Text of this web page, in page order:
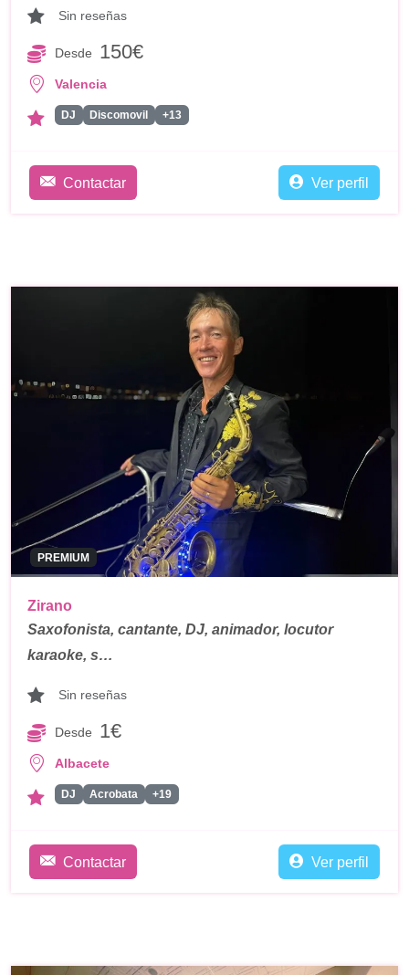
Sin reseñas
Desde 150€
Valencia
DJ Discomovil +13
Contactar Ver perfil
PREMIUM
Zirano
Saxofonista, cantante, DJ, animador, locutor
karaoke, s…
Sin reseñas
Desde 1€
Albacete
DJ Acrobata +19
Contactar Ver perfil